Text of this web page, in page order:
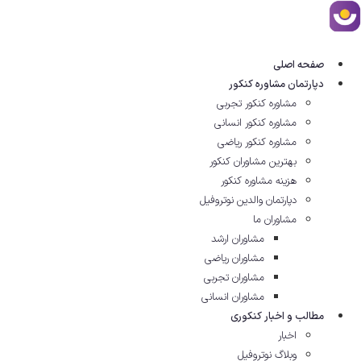
پرش
به
صفحه اصلی
دپارتمان مشاوره کنکور
مشاوره کنکور تجربی
مشاوره کنکور انسانی
مشاوره کنکور ریاضی
بهترین مشاوران کنکور
هزینه مشاوره کنکور
دپارتمان والدین نوتروفیل
مشاوران ما
مشاوران ارشد
مشاوران ریاضی
مشاوران تجربی
مشاوران انسانی
مطالب و اخبار کنکوری
اخبار
وبلاگ نوتروفیل